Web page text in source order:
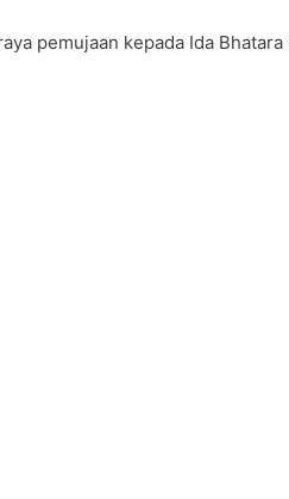
pemujaan kepada Ida